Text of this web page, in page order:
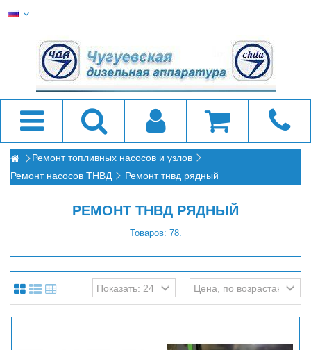
Ремонт топливных насосов и узлов
Ремонт насосов ТНВД
Ремонт тнвд рядный
РЕМОНТ ТНВД РЯДНЫЙ
Товаров: 78.